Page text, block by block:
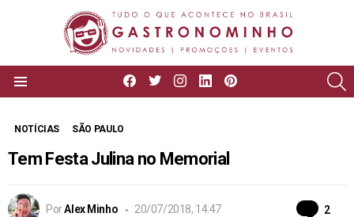
facebooktwitterinstagram
linkedin
NOTÍCIAS SÃO PAULO
Tem Festa Julina no Memorial
PorAlex Minho 20/07/2018, 14:47 2